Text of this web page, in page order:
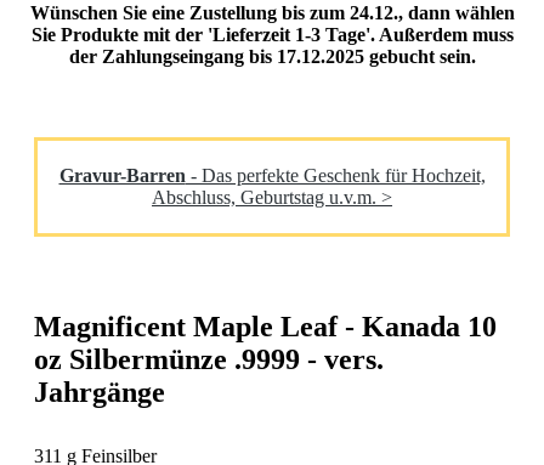
Wünschen Sie eine Zustellung bis zum 24.12., dann wählen
Sie Produkte mit der 'Lieferzeit 1-3 Tage'. Außerdem muss
der Zahlungseingang bis 17.12.2025 gebucht sein.
Gravur-Barren - Das perfekte Geschenk für Hochzeit,
Abschluss, Geburtstag u.v.m. >
Magnificent Maple Leaf - Kanada 10
oz Silbermünze .9999 - vers.
Jahrgänge
311 g Feinsilber